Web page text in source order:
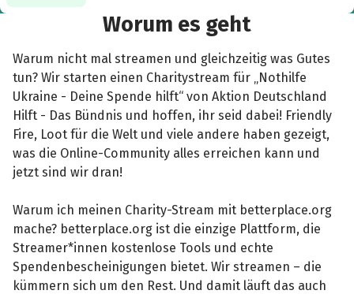
Worum es geht
Warum nicht mal streamen und gleichzeitig was Gutes
tun? Wir starten einen Charitystream für „Nothilfe
Ukraine - Deine Spende hilft“ von Aktion Deutschland
Hilft - Das Bündnis und hoffen, ihr seid dabei! Friendly
Fire, Loot für die Welt und viele andere haben gezeigt,
was die Online-Community alles erreichen kann und
jetzt sind wir dran!
Warum ich meinen Charity-Stream mit betterplace.org
mache? betterplace.org ist die einzige Plattform, die
Streamer*innen kostenlose Tools und echte
Spendenbescheinigungen bietet. Wir streamen – die
kümmern sich um den Rest. Und damit läuft das auch